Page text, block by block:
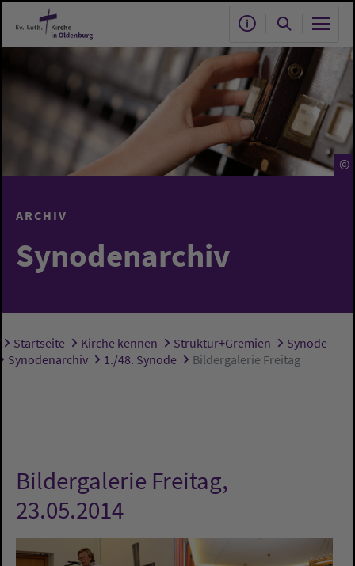
Zum Hauptinhalt springen
©
ARCHIV
Synodenarchiv
Sie sind hier:
Startseite Kirche kennen Struktur+Gremien
Synode
Synodenarchiv
1./48. Synode Bildergalerie Freitag
Bildergalerie Freitag,
23.05.2014